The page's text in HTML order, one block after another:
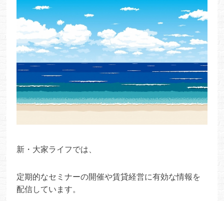
新・大家ライフでは、
定期的なセミナーの開催や賃貸経営に有効な情報を
配信しています。